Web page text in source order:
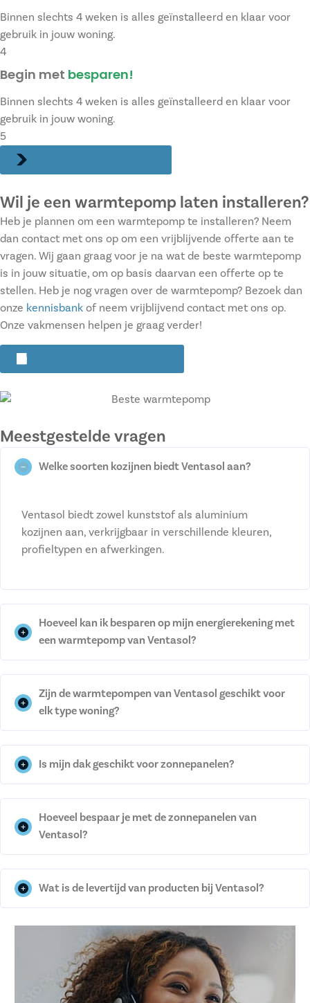
Binnen slechts 4 weken is alles geïnstalleerd en klaar voor
gebruik in jouw woning.
4
Begin met besparen!
Binnen slechts 4 weken is alles geïnstalleerd en klaar voor
gebruik in jouw woning.
5
Wil je een warmtepomp laten installeren?
Heb je plannen om een warmtepomp te installeren? Neem
dan contact met ons op om een vrijblijvende offerte aan te
vragen. Wij gaan graag voor je na wat de beste warmtepomp
is in jouw situatie, om op basis daarvan een offerte op te
stellen. Heb je nog vragen over de warmtepomp? Bezoek dan
onze kennisbank of neem vrijblijvend contact met ons op.
Onze vakmensen helpen je graag verder!
Meestgestelde vragen
Welke soorten kozijnen biedt Ventasol aan?
Ventasol biedt zowel kunststof als aluminium
kozijnen aan, verkrijgbaar in verschillende kleuren,
profieltypen en afwerkingen.
Hoeveel kan ik besparen op mijn energierekening met
een warmtepomp van Ventasol?
Zijn de warmtepompen van Ventasol geschikt voor
elk type woning?
Is mijn dak geschikt voor zonnepanelen?
Hoeveel bespaar je met de zonnepanelen van
Ventasol?
Wat is de levertijd van producten bij Ventasol?